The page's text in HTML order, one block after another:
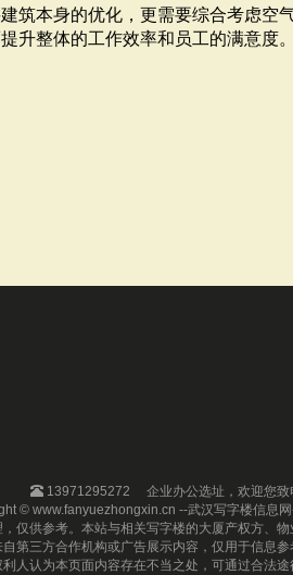
筑本身的优化，更需要综合考虑空
升整体的工作效率和员工的满意度。
13971295272
企业办公选址，欢迎您致
© www.fanyuezhongxin.cn --武汉写字楼信息
仅供参考。本站与相关写字楼的大厦产权方
第三方合作机构或广告展示内容，仅用于信
人认为本页面内容存在不当之处，可通过合法